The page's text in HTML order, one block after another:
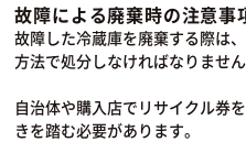
故障による廃棄時の注意事
故障した冷蔵庫を廃棄する際は
方法で処分しなければなりません
自治体や購入店でリサイクル券
きを踏む必要があります。